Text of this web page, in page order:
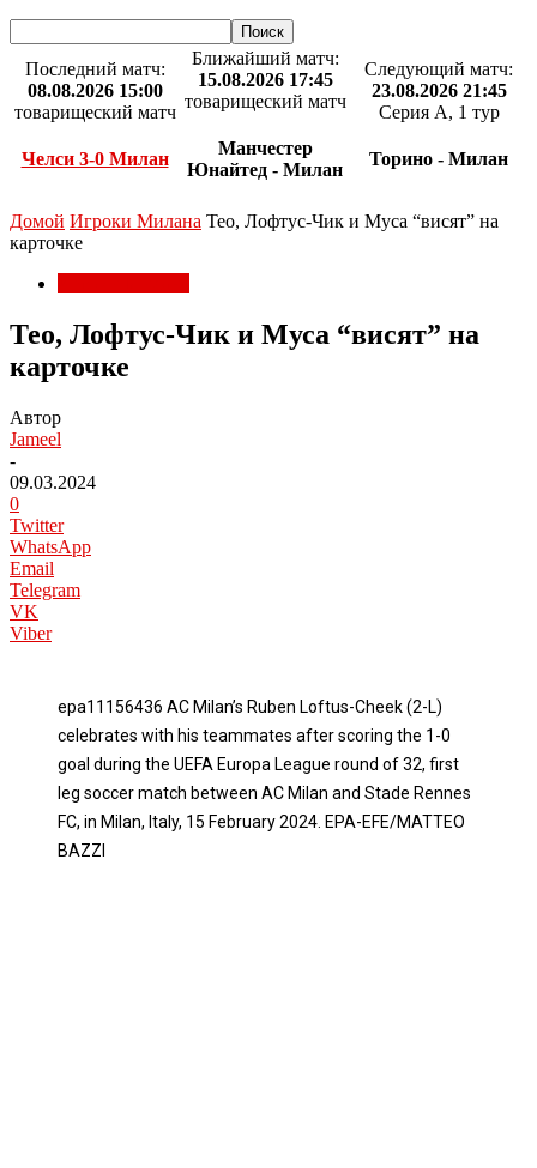
Последний матч:
08.08.2026 15:00
товарищеский матч
Челси 3-0 Милан
Ближайший матч:
15.08.2026 17:45
товарищеский матч
Манчестер
Юнайтед - Милан
Следующий матч:
23.08.2026 21:45
Серия А, 1 тур
Торино - Милан
Домой Игроки Милана Тео, Лофтус-Чик и Муса “висят” на
карточке
Тео, Лофтус-Чик и Муса “висят” на
карточке
Автор
Jameel
-
09.03.2024
0
Twitter
WhatsApp
Email
Telegram
VK
Viber
epa11156436 AC Milan’s Ruben Loftus-Cheek (2-L)
celebrates with his teammates after scoring the 1-0
goal during the UEFA Europa League round of 32, first
leg soccer match between AC Milan and Stade Rennes
FC, in Milan, Italy, 15 February 2024. EPA-EFE/MATTEO
BAZZI